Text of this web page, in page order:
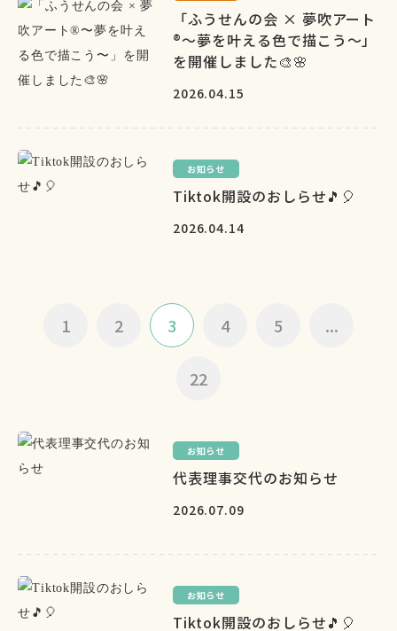
「ふうせんの会 × 夢吹アート
®〜夢を叶える色で描こう〜」
を開催しました🎨🌸
2026.04.15
お知らせ
Tiktok開設のおしらせ🎵🎈
2026.04.14
1 2 3 4 5 ...
22
お知らせ
代表理事交代のお知らせ
2026.07.09
お知らせ
Tiktok開設のおしらせ🎵🎈